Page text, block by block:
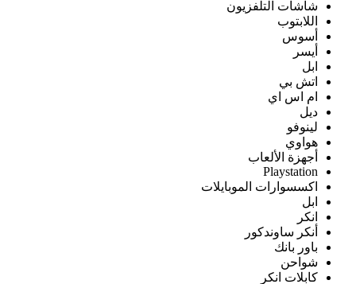
شاشات التلفزيون
اللابتوب
أسوس
أيسر
ابل
اتش بي
ام اس اي
ديل
لينوفو
هواوي
أجهزة الألعاب
Playstation
اكسسوارات الموبايلات
ابل
انكر
أنكر ساوندكور
باور بانك
شواحن
كابلات انكر